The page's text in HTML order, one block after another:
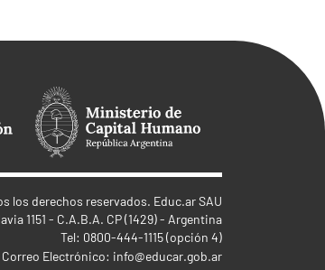
los derechos reservados. Educ.ar SAU
1151 - C.A.B.A. CP (1429) - Argentina
Tel: 0800-444-1115 (opción 4)
Correo Electrónico: info@educar.gob.ar